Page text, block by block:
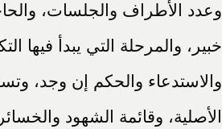
وعدد الأطراف والجلسات،
خبير، والمرحلة التي يبدأ فيها
والاستدعاء والحكم إن وجد،
الأصلية، وقائمة الشهود